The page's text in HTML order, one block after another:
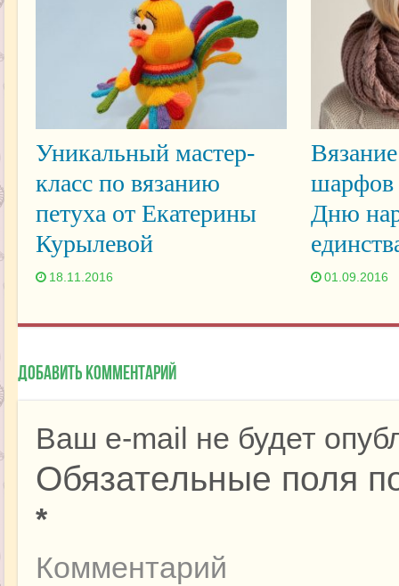
Уникальный мастер-
класс по вязанию
петуха от Екатерины
Курылевой
18.11.2016
шарфов
Дню
01.09.2016
Добавить комментарий
Ваш e-mail не будет
Обязательные поля
*
Комментарий